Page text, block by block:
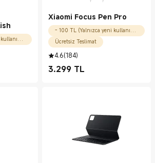
- 100 TL (Yalnızca yeni kullanıcılar için)
Xiaomi Focus Pen Pro
- 100 TL (Yalnızca yeni kullanıcılar için)
Ücretsiz Teslimat
4.6(184)
3.299 TL
Current Price TL3299.00